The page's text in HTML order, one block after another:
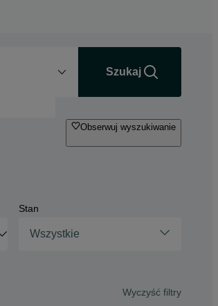
Szukaj
Obserwuj wyszukiwanie
Stan
Wszystkie
Wyczyść filtry